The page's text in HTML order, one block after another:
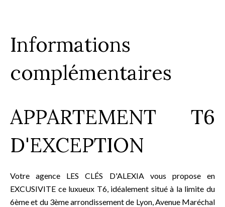
Informations
complémentaires
APPARTEMENT T6
D'EXCEPTION
Votre agence LES CLÉS D'ALEXIA vous propose en
EXCUSIVITE ce luxueux T6, idéalement situé à la limite du
6ème et du 3ème arrondissement de Lyon, Avenue Maréchal